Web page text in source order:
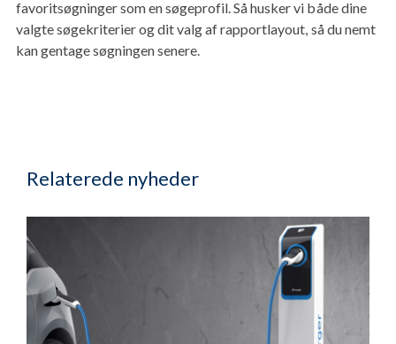
favoritsøgninger som en søgeprofil. Så husker vi både dine
valgte søgekriterier og dit valg af rapportlayout, så du nemt
kan gentage søgningen senere.
Relaterede nyheder